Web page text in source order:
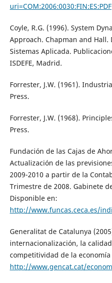
uri=COM:2006:0030:FIN:ES:PDF
Coyle, R.G. (1996). System
Approach. Chapman and Hall.
Sistemas Aplicada.
ISDEFE, Madrid.
Forrester, J.W. (1961).
Press.
Forrester, J.W. (1968).
Press.
Fundación de las Cajas de
Actualización de las
2009-2010 a partir de la
Trimestre de 2008. Gabinete
Disponible en:
http://www.funcas.ceca.es/
Generalitat de Catalunya
internacionalización, la
competitividad de la
http://www.gencat.cat/